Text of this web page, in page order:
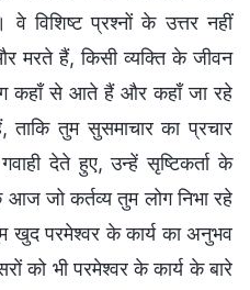
विशिष्ट प्रश्नों के उत्तर नहीं
मरते हैं, किसी व्यक्ति के जीवन
कहाँ से आते हैं और कहाँ जा रहे
तुम सुसमाचार का प्रचार
देते हुए, उन्हें सृष्टिकर्ता के
जो कर्तव्य तुम लोग निभा रहे
खुद परमेश्वर के कार्य का अनुभव
को भी परमेश्वर के कार्य के बारे